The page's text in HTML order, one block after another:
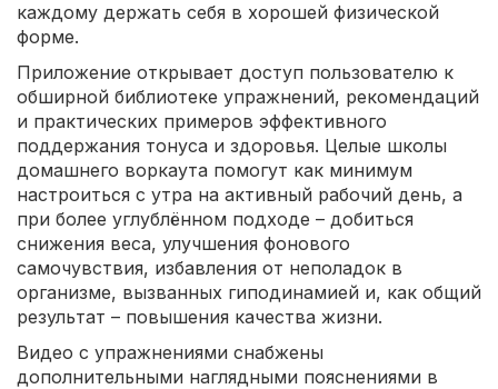
каждому держать себя в хорошей физической
форме.
Приложение открывает доступ пользователю к
обширной библиотеке упражнений, рекомендаций
и практических примеров эффективного
поддержания тонуса и здоровья. Целые школы
домашнего воркаута помогут как минимум
настроиться с утра на активный рабочий день, а
при более углублённом подходе – добиться
снижения веса, улучшения фонового
самочувствия, избавления от неполадок в
организме, вызванных гиподинамией и, как общий
результат – повышения качества жизни.
Видео с упражнениями снабжены
дополнительными наглядными пояснениями в